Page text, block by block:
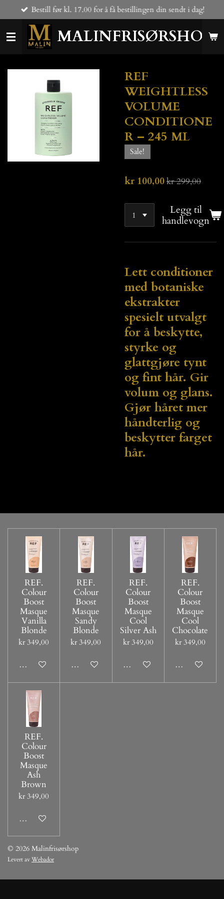
til
hovedinnhold
MALINFRISØRSHOP
Bestill før kl. 17.00 for å få bestillingen din sendt i dag!
REF
WEIGHTLESS
VOLUME
CONDITIONE
R – 245 ML
Sale!
kr 100,00kr 299,00
Legg til
handlevogn
Lett conditioner
med botaniske
ekstrakter
spesielt utvalgt
for å beskytte,
styrke og
glattgjøre tynt
og fint hår. Gir
volum og glans.
Gjør håret mer
håndterlig og
beskytter farget
hår.
REF.
Colour
Boost
Masque
Vanilla
Blonde
kr 349,00
Legg til handlevogn
REF.
Colour
Boost
Masque
Sandy
Blonde
kr 349,00
Legg til handlevogn
REF.
Colour
Boost
Masque
Cool
Silver Ash
kr 349,00
Legg til handlevogn
REF.
Colour
Boost
Masque
Cool
Chocolate
kr 349,00
Legg til
REF.
Colour
Boost
Masque
Ash
Brown
kr 349,00
Legg til handlevogn
© 2026 Malinfrisørshop
Levert avWebador